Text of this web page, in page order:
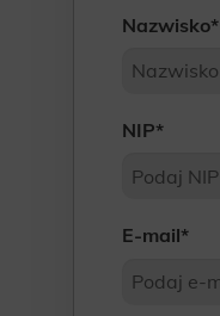
Nazwisko*
NIP*
E-mail*